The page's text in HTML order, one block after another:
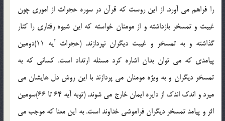
را فراهم مي آورد. از اين روست كه قرآن در سوره حجرات از اموري چون
غيبت و تمسخر بازداشته و از مومنان خواسته كه اين شيوه رفتاري را كنار
گذاشته و به تمسخر و غيبت ديگران نپردازند. (حجرات آيه 11)دومين
پيامدي كه مي توان بدان اشاره كرد مسئله ارتداد است. كساني كه به
تمسخر ديگران و به ويژه مومنان مي پردازند با اين روش دل هايشان مي
ميرد و اندك اندك از دايره ايمان خارج مي شوند. (توبه آيه 64 تا 66)سومين
اثر و پيامد تمسخر ديگران فراموشي خداوند است. به اين معنا كه موجب مي